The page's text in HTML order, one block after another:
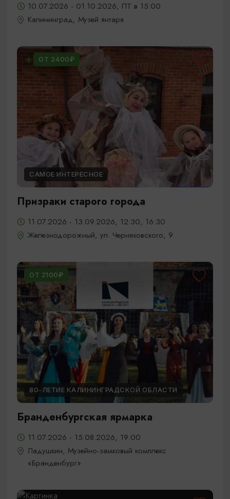
10.07.2026 - 01.10.2026, ПТ в 15:00
Калининград, Музей янтаря
ОТ 2400₽
САМОЕ ИНТЕРЕСНОЕ
Призраки старого города
11.07.2026 - 13.09.2026, 12:30, 16:30
Железнодорожный, ул. Черняховского, 9
ОТ 2100₽
80-ЛЕТИЕ КАЛИНИНГРАДСКОЙ ОБЛАСТИ
Бранденбургская ярмарка
11.07.2026 - 15.08.2026, 19:00
Ладушкин, Музейно-замковый комплекс
«Бранденбург»